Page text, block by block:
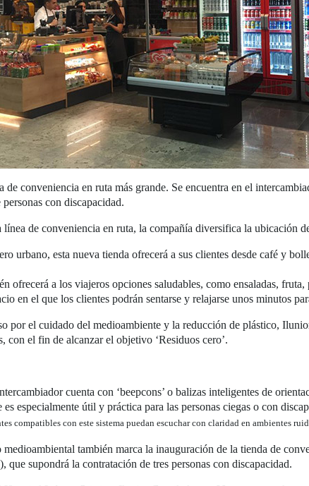
de conveniencia en ruta más grande. Se encuentra en el
con discapacidad.
de conveniencia en ruta, la compañía diversifica la ubicación
urbano, esta nueva tienda ofrecerá a sus clientes desde café y
ofrecerá a los viajeros opciones saludables, como ensaladas,
en el que los clientes podrán sentarse y relajarse unos minutos
por el cuidado del medioambiente y la reducción de plástico,
con el fin de alcanzar el objetivo ‘Residuos cero’.
cuenta con ‘beepcons’ o balizas inteligentes de
es especialmente útil y práctica para las personas ciegas o con
compatibles con este sistema puedan escuchar con claridad en ambientes
también marca la inauguración de la tienda de
supondrá la contratación de tres personas con discapacidad.